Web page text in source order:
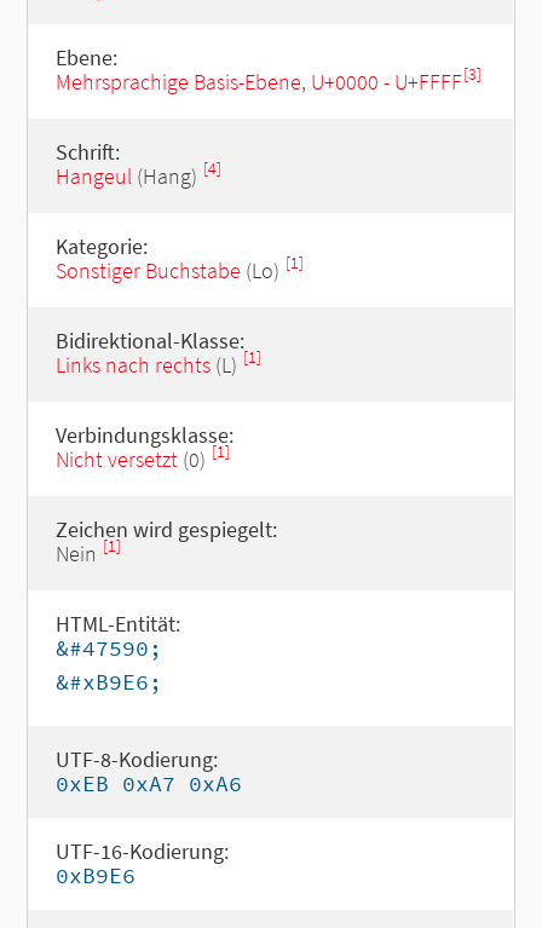
Ebene:
Mehrsprachige Basis-Ebene, U+0000 - U+FFFF[3]
Schrift:
Hangeul(Hang) [4]
Kategorie:
Sonstiger Buchstabe (Lo) [1]
Bidirektional-Klasse:
Links nach rechts(L) [1]
Verbindungsklasse:
Nicht versetzt(0) [1]
Zeichen wird gespiegelt:
Nein [1]
HTML-Entität:
&#47590;
&#xB9E6;
UTF-8-Kodierung:
0xEB 0xA7 0xA6
UTF-16-Kodierung:
0xB9E6